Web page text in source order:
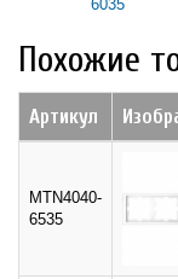
6035
Похожие
Артикул
MTN4040-
6535